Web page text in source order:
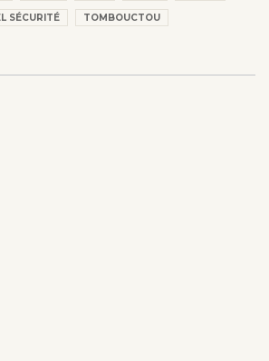
SÉCURITÉ TOMBOUCTOU